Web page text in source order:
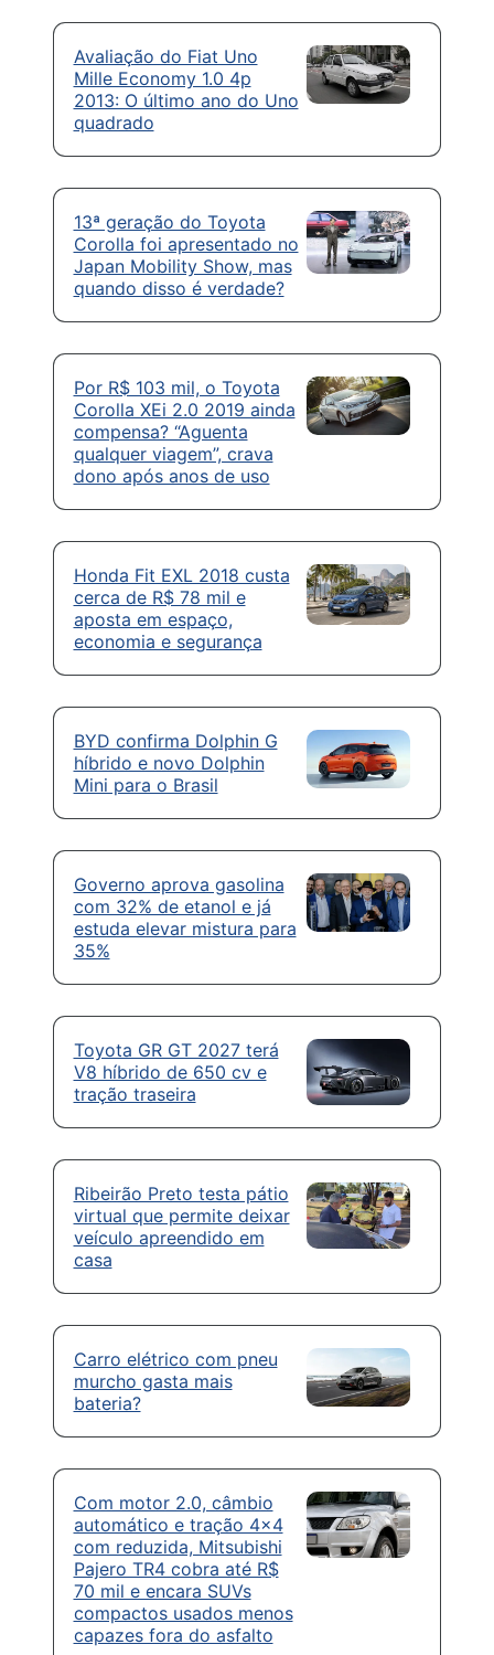
Avaliação do Fiat Uno
Mille Economy 1.0 4p
2013: O último ano do Uno
quadrado
13ª geração do Toyota
Corolla foi apresentado no
Japan Mobility Show, mas
quando disso é verdade?
Por R$ 103 mil, o Toyota
Corolla XEi 2.0 2019 ainda
compensa? “Aguenta
qualquer viagem”, crava
dono após anos de uso
Honda Fit EXL 2018 custa
cerca de R$ 78 mil e
aposta em espaço,
economia e segurança
BYD confirma Dolphin G
híbrido e novo Dolphin
Mini para o Brasil
Governo aprova gasolina
com 32% de etanol e já
estuda elevar mistura para
35%
Toyota GR GT 2027 terá
V8 híbrido de 650 cv e
tração traseira
Ribeirão Preto testa pátio
virtual que permite deixar
veículo apreendido em
casa
Carro elétrico com pneu
murcho gasta mais
bateria?
Com motor 2.0, câmbio
automático e tração 4×4
com reduzida, Mitsubishi
Pajero TR4 cobra até R$
70 mil e encara SUVs
compactos usados menos
capazes fora do asfalto